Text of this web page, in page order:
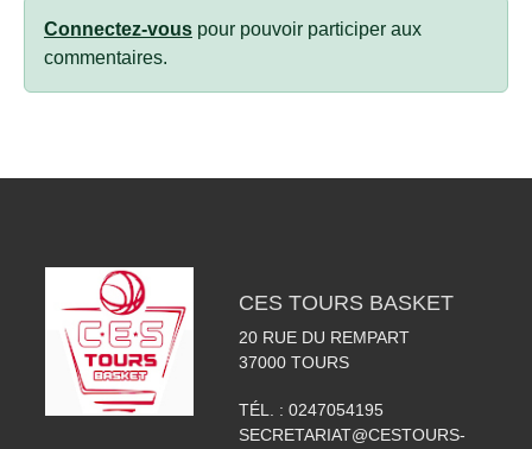
Connectez-vous pour pouvoir participer aux
commentaires.
CES TOURS BASKET
20 RUE DU REMPART
37000 TOURS
TÉL. : 0247054195
SECRETARIAT@CESTOURS-